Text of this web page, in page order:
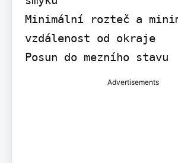
Minimální rozteč a
vzdálenost od okraje
Posun do mezního stavu
Advertisements